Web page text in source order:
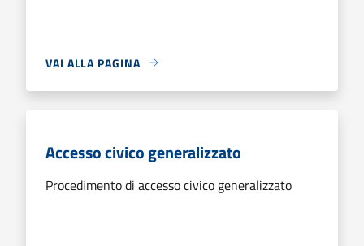
VAI ALLA PAGINA
Accesso civico generalizzato
Procedimento di accesso civico generalizzato